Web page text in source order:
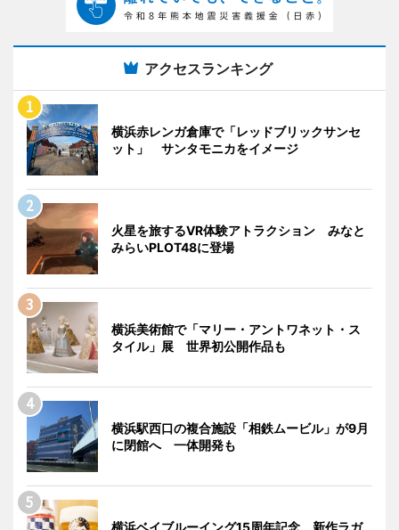
アクセスランキング
横浜赤レンガ倉庫で「レッドブリックサンセ
ット」 サンタモニカをイメージ
火星を旅するVR体験アトラクション みなと
みらいPLOT48に登場
横浜美術館で「マリー・アントワネット・ス
タイル」展 世界初公開作品も
横浜駅西口の複合施設「相鉄ムービル」が9月
に閉館へ 一体開発も
横浜ベイブルーイング15周年記念 新作ラガ